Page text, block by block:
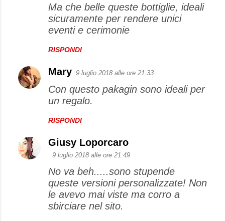
Ma che belle queste bottiglie, ideali
sicuramente per rendere unici
eventi e cerimonie
RISPONDI
Mary 9 luglio 2018 alle ore 21:33
Con questo pakagin sono ideali per
un regalo.
RISPONDI
Giusy Loporcaro
9 luglio 2018 alle ore 21:49
No va beh.....sono stupende
queste versioni personalizzate! Non
le avevo mai viste ma corro a
sbirciare nel sito.